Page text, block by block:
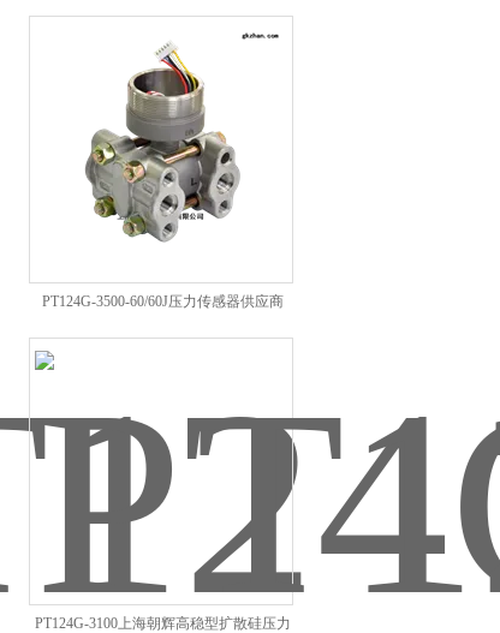
传感器
PT124G-3500-60/60J压力传感器供应商
PT124G-3100上海朝辉高稳型扩散硅压力